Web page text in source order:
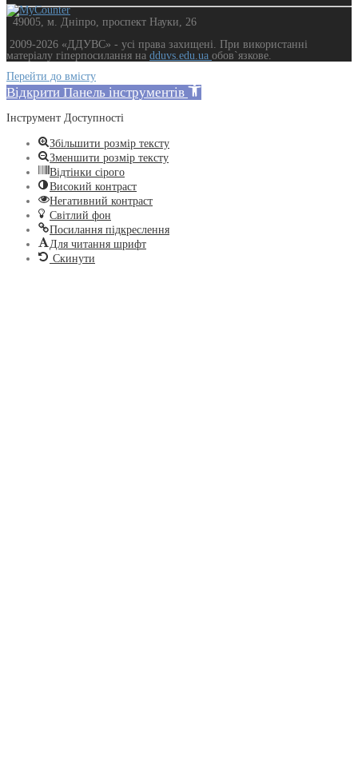
49005, м. Дніпро, проспект Науки, 26
2009-2026 «ДДУВС» - усi права захищенi. При використанні
матеріалу гіперпосилання на dduvs.edu.ua обов`язкове.
Перейти до вмісту
Відкрити Панель інструментів
Інструмент Доступності
Збільшити розмір тексту
Зменшити розмір тексту
Відтінки сірого
Високий контраст
Негативний контраст
Світлий фон
Посилання підкреслення
Для читання шрифт
Скинути